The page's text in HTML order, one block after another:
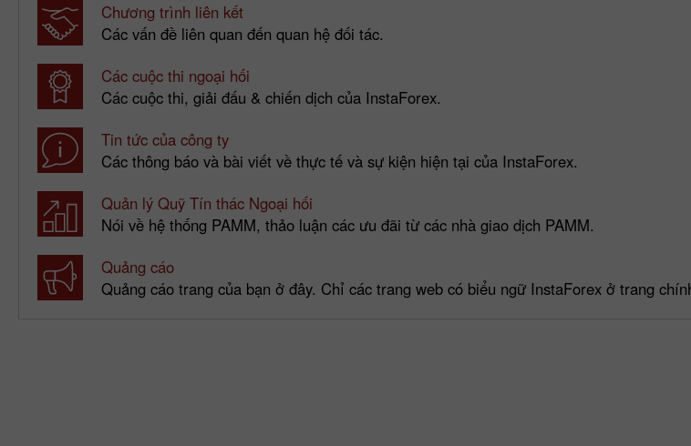
Chương trình liên kết
Các vấn đề liên quan đến quan hệ đối tác.
Các cuộc thi ngoại hối
Các cuộc thi, giải đấu & chiến dịch của InstaForex.
Tin tức của công ty
Các thông báo và bài viết về thực tế và sự kiện hiện tại của InstaForex.
Quản lý Quỹ Tín thác Ngoại hối
Nói về hệ thống PAMM, thảo luận các ưu đãi từ các nhà giao dịch PAMM.
Quảng cáo
Quảng cáo trang của bạn ở đây. Chỉ các trang web có biểu ngữ InstaForex ở trang